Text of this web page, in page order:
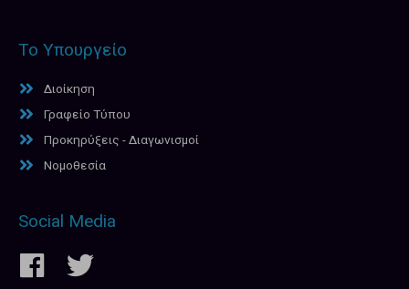
Το Υπουργείο
Διοίκηση
Γραφείο Τύπου
Προκηρύξεις - Διαγωνισμοί
Νομοθεσία
Social Media